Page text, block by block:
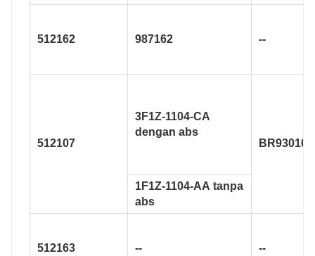
512162 987162 --
512107
3F1Z-1104-CA
dengan abs
BR930107
1F1Z-1104-AA tanpa
abs
512163 -- --